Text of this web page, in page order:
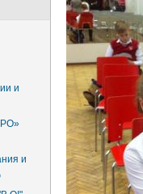
и
и